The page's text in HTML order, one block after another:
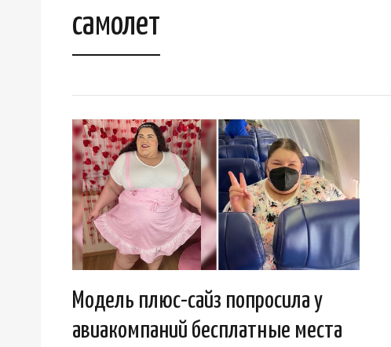
самолет
Модель плюс-сайз попросила у
авиакомпаний бесплатные места